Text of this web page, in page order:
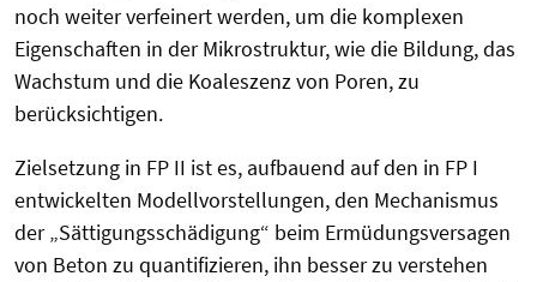
noch weiter verfeinert werden, um die komplexen
Eigenschaften in der Mikrostruktur, wie die Bildung, das
Wachstum und die Koaleszenz von Poren, zu
berücksichtigen.
Zielsetzung in FP II ist es, aufbauend auf den in FP I
entwickelten Modellvorstellungen, den Mechanismus
der „Sättigungsschädigung“ beim Ermüdungsversagen
von Beton zu quantifizieren, ihn besser zu verstehen